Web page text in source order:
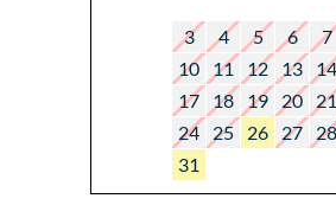
3
4 5 6 7
10
11 12 13 14
17
18 19 20 21
24
25 26 27 28
31